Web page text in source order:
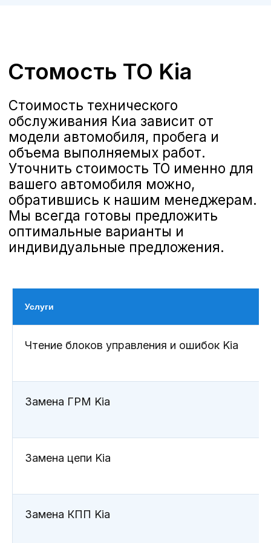
Услуги
Чтение блоков управления и ошибок Kia
Замена ГРМ Kia
Замена цепи Kia
Замена КПП Kia
комплексное техническое
обслуживание, выполняемое
специалистами. Мы предлагаем
полную линейку услуг по ТО,
соответствующих стандартам Kia,
чтобы ваш автомобиль всегда
оставался в отличном состоянии и
обеспечивал безопасность и
комфорт на дороге.
Что входит в ТО Kia?